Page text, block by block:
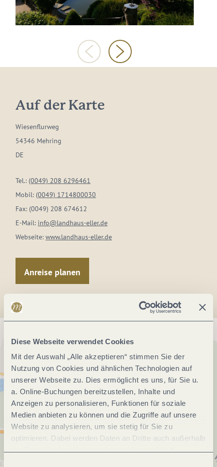
Diese Webseite verwendet Cookies
Mit der Auswahl „Alle akzeptieren“ stimmen Sie der
Nutzung von Cookies und ähnlichen Technologien auf
unserer Webseite zu. Dies ermöglicht es uns, für Sie u.
a. Online-Buchungen bereitzustellen, Inhalte und
Anzeigen zu personalisieren, Funktionen für soziale
Medien anbieten zu können und die Zugriffe auf unsere
Website zu analysieren, um sie stetig für Sie zu
optimieren. Dabei werden Daten an Dritte auch außerhalb
Auf der Karte
Wiesenflurweg
54346 Mehring
DE
Tel.: (0049) 208 6296461
Mobil: (0049) 1714800030
Fax: (0049) 208 674612
E-Mail: info@landhaus-eller.de
Webseite: www.landhaus-eller.de
Anreise planen